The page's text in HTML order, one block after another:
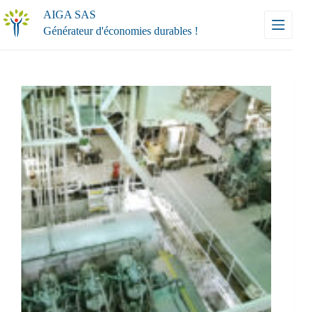
au
contenu
AIGA SAS
Générateur d'économies durables !